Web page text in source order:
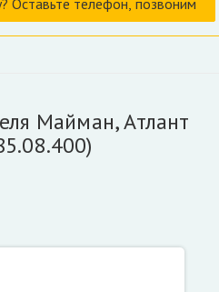
Скрыть
Майман, Атлант